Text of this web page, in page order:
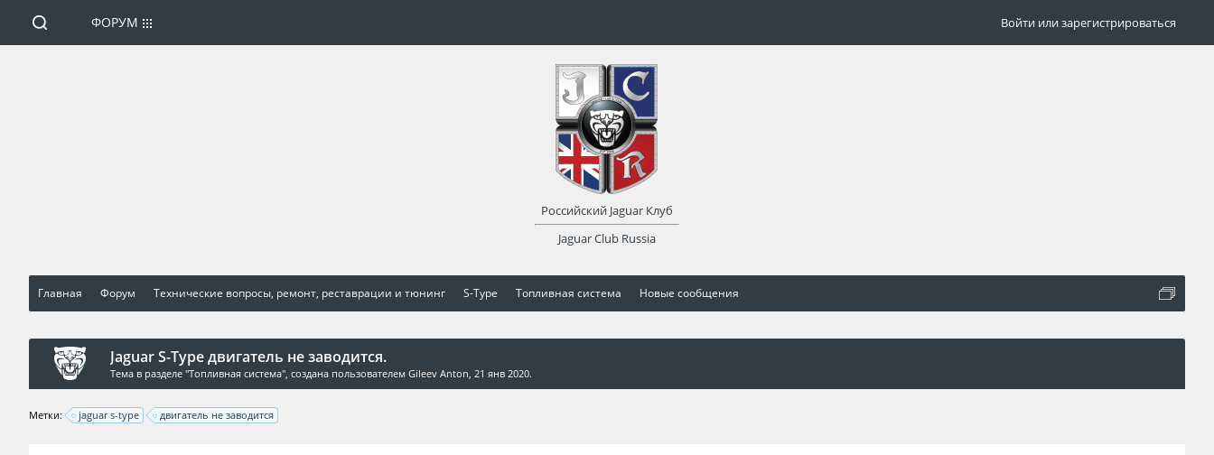
Главная Форум Технические вопросы, ремонт, реставрации и тюнинг S-Type Топливная система Новые сообщения
Jaguar S-Type двигатель не заводится.
Тема в разделе "Топливная система", создана пользователем Gileev Anton, 21 янв 2020.
Метки: jaguar s-type двигатель не заводится
ФОРУМ
Российский Jaguar Клуб
Jaguar Club Russia
Войти или зарегистрироваться